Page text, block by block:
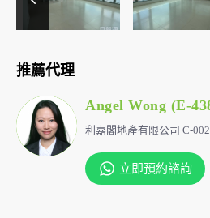
推薦代理
Angel Wong (E-
利嘉閣地產有限公司 C-
立即預約諮詢